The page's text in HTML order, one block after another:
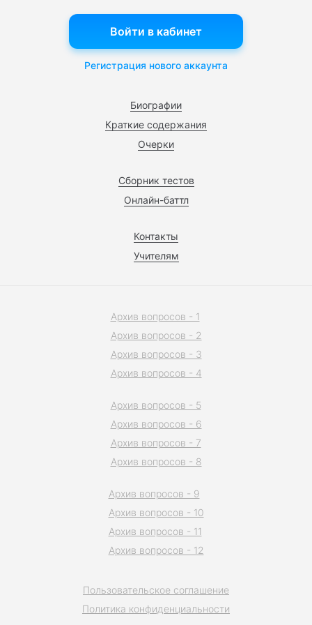
Биографии
Краткие содержания
Очерки
Сборник тестов
Онлайн-баттл
Контакты
Учителям
Войти в кабинет
Регистрация нового аккаунта
Пользовательское соглашение
Политика конфиденциальности
Архив вопросов - 1
Архив вопросов - 2
Архив вопросов - 3
Архив вопросов - 4
Архив вопросов - 5
Архив вопросов - 6
Архив вопросов - 7
Архив вопросов - 8
Архив вопросов - 9
Архив вопросов - 10
Архив вопросов - 11
Архив вопросов - 12